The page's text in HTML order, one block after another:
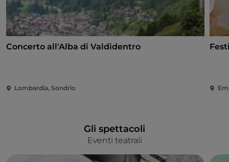
Concerto all'Alba di Valdidentro
Lombardia, Sondrio
Eventi teatrali
Gli spettacoli